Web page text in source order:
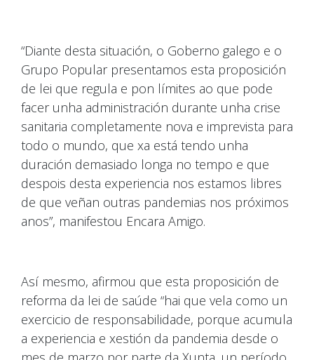
“Diante desta situación, o Goberno galego e o
Grupo Popular presentamos esta proposición
de lei que regula e pon límites ao que pode
facer unha administración durante unha crise
sanitaria completamente nova e imprevista para
todo o mundo, que xa está tendo unha
duración demasiado longa no tempo e que
despois desta experiencia nos estamos libres
de que veñan outras pandemias nos próximos
anos”, manifestou Encara Amigo.
Así mesmo, afirmou que esta proposición de
reforma da lei de saúde “hai que vela como un
exercicio de responsabilidade, porque acumula
a experiencia e xestión da pandemia desde o